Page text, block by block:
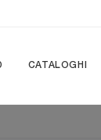
CATALOGHI